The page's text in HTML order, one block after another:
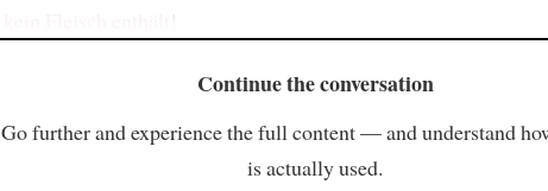
Continue the conversation
Go further and experience the full content — and understand
is actually used.